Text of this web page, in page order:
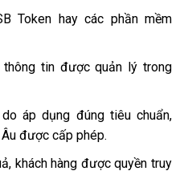
Token hay các phần mềm
thông tin được quản lý trong
áp dụng đúng tiêu chuẩn,
được cấp phép.
khách hàng được quyền truy